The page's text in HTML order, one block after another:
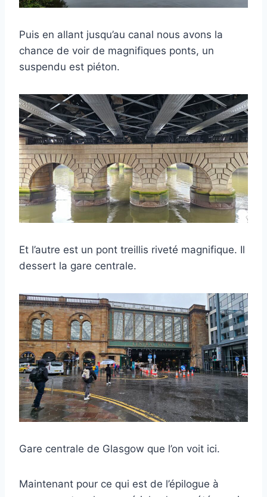
Puis en allant jusqu’au canal nous avons la
chance de voir de magnifiques ponts, un
suspendu est piéton.
Et l’autre est un pont treillis riveté magnifique. Il
dessert la gare centrale.
Gare centrale de Glasgow que l’on voit ici.
Maintenant pour ce qui est de l’épilogue à